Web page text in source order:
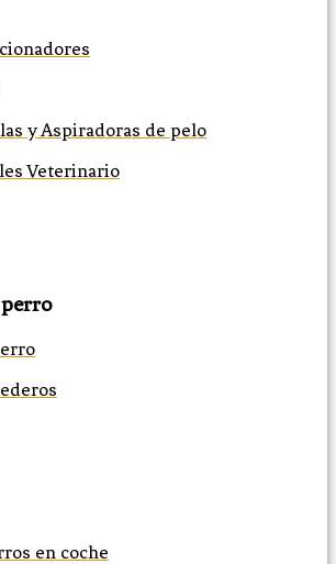
y Aspiradoras de pelo
Veterinario
en coche